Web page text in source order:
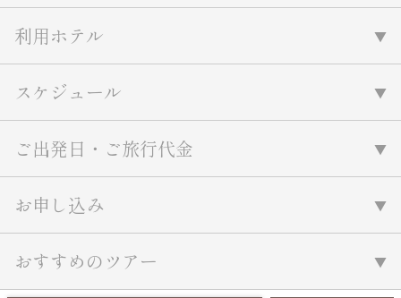
航空）
利用ホテル
スケジュール
ご出発日・ご旅行代金
お申し込み
おすすめのツアー